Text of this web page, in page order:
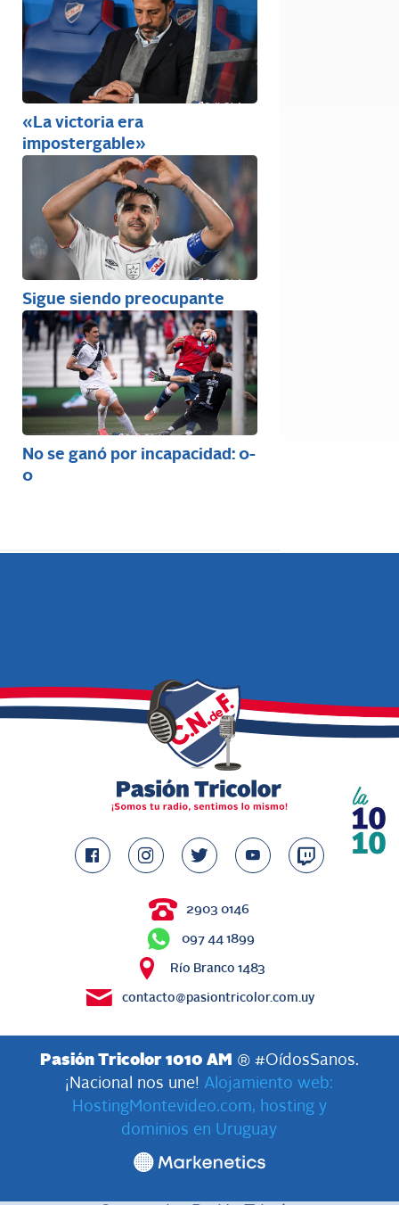
«La victoria era
impostergable»
Sigue siendo preocupante
No se ganó por incapacidad: 0-
0
2903 0146
097 44 1899
Río Branco 1483
contacto@pasiontricolor.com.uy
Pasión Tricolor 1010 AM
® #OídosSanos.
¡Nacional nos une! Alojamiento web:
HostingMontevideo.com, hosting y
dominios en Uruguay